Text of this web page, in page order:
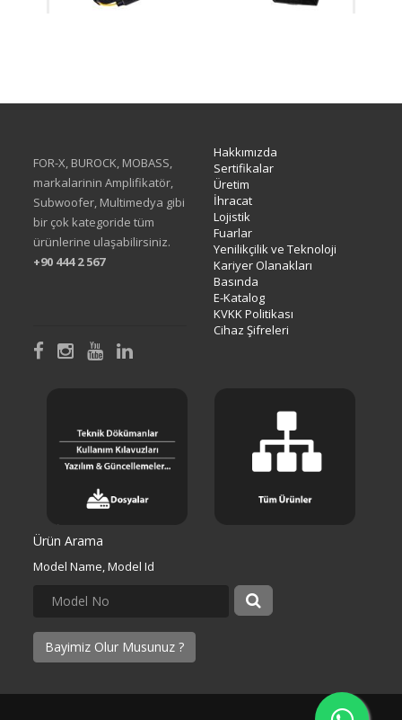
FOR-X, BUROCK, MOBASS,
markalarinin Amplifikatör,
Subwoofer, Multimedya gibi
bir çok kategoride tüm
ürünlerine ulaşabilirsiniz.
+90 444 2 567
Hakkımızda
Sertifikalar
Üretim
İhracat
Lojistik
Fuarlar
Yenilikçilik ve Teknoloji
Kariyer Olanakları
Basında
E-Katalog
KVKK Politikası
Cihaz Şifreleri
Ürün Arama
Model Name, Model Id
Bayimiz Olur Musunuz ?